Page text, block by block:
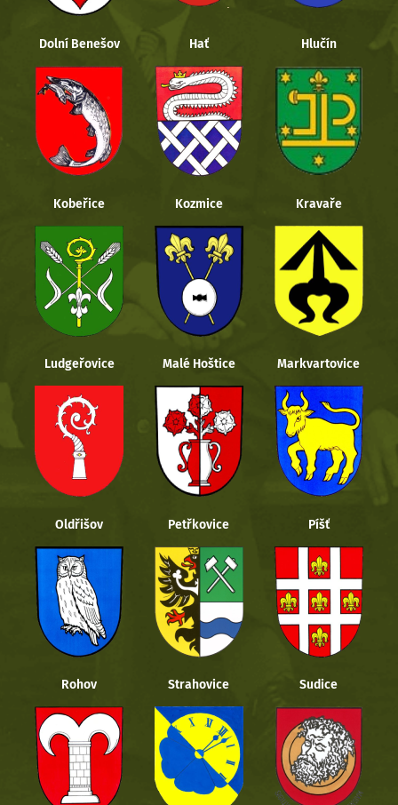
Dolní Benešov Hať Hlučín
Kobeřice Kozmice Kravaře
Ludgeřovice Malé Hoštice Markvartovice
Oldřišov Petřkovice Píšť
Rohov Strahovice Sudice